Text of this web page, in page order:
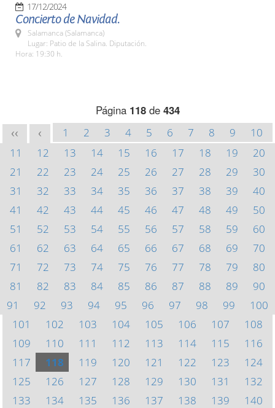
17/12/2024
Concierto de Navidad.
Salamanca (Salamanca)
Lugar: Patio de la Salina. Diputación.
Hora: 19:30 h.
Página 118de 434
<< < 1 2 3 4 5 6 7 8 9
10
11
12 13 14 15 16 17 18 19
20
21
22 23 24 25 26 27 28 29
30
31
32 33 34 35 36 37 38 39
40
41
42 43 44 45 46 47 48 49
50
51
52 53 54 55 56 57 58 59
60
61
62 63 64 65 66 67 68 69
70
71
72 73 74 75 76 77 78 79
80
81
82 83 84 85 86 87 88 89
90
91
92 93 94 95 96 97 98 99
100
101
102 103 104 105 106 107
108
109
110 111 112 113 114 115
116
117
118 119 120 121 122 123
124
125
126 127 128 129 130 131
132
133
134 135 136 137 138 139
140